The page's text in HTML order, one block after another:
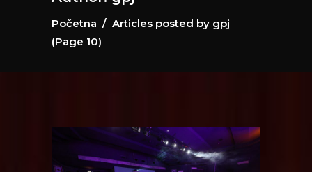
Početna / Articles posted by gpj
(Page 10)